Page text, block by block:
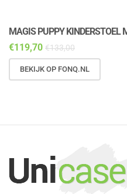
MAGIS PUPPY KINDERSTOEL
€119,70 €133,00
BEKIJK OP FONQ.NL